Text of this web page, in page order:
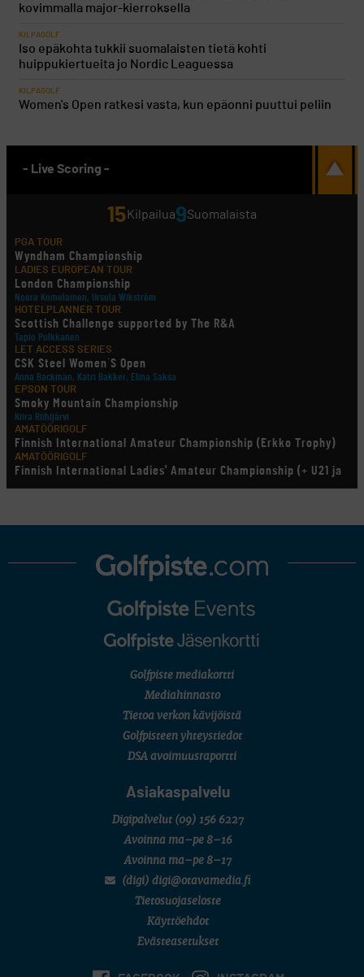
kovimmalla major-kierroksella
KILPAGOLF
Iso epäkohta tukkii suomalaisten tietä kohti
huippukiertueita jo Nordic Leaguessa
KILPAGOLF
Women's Open ratkesi vasta, kun epäonni puuttui peliin
- Live Scoring -
15 Kilpailua9Suomalaista
PGA TOUR
Wyndham Championship
LADIES EUROPEAN TOUR
London Championship
Noora Komulainen, Ursula Wikström
HOTELPLANNER TOUR
Scottish Challenge supported by The R&A
Tapio Pulkkanen
LET ACCESS SERIES
CSK Steel Women´S Open
Anna Backman, Katri Bakker, Elina Saksa
EPSON TOUR
Smoky Mountain Championship
Kiira Riihijärvi
AMATÖÖRIGOLF
Finnish International Amateur Championship (Erkko Trophy)
AMATÖÖRIGOLF
Finnish International Ladies' Amateur Championship (+ U21 ja
U18/FJT/Aulanko)
LEGENDS TOUR
U.S. Women's Amateur Championship
Eeli Krankka, Lionel Mutikainen
7 (U18 ja U21/pojat/Tahko)
6 (Archipelagia Golf)
Golfpiste mediakortti
Mediahinnasto
Tietoa verkon kävijöistä
Golfpisteen yhteystiedot
DSA avoimuusraportti
Asiakaspalvelu
Digipalvelut (09) 156 6227
Avoinna ma–pe 8–16
Avoinna ma–pe 8–17
(digi) digi@otavamedia.fi
Tietosuojaseloste
Käyttöehdot
Evästeasetukset